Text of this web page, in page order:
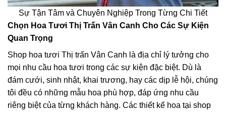
Sự Tận Tâm và Chuyên Nghiệp Trong Từng Chi Tiết
Chọn Hoa Tươi Thị Trấn Vân Canh Cho Các Sự Kiện
Quan Trọng
Shop hoa tươi Thị trấn Vân Canh là địa chỉ lý tưởng cho
mọi nhu cầu hoa tươi trong các sự kiện đặc biệt. Dù là
đám cưới, sinh nhật, khai trương, hay các dịp lễ hội, chúng
tôi đều có những mẫu hoa phù hợp, đáp ứng nhu cầu
riêng biệt của từng khách hàng. Các thiết kế hoa tại shop